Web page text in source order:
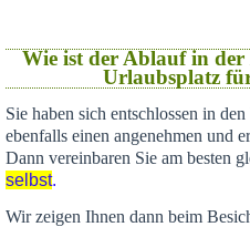
Wie ist der Ablauf in der
Urlaubsplatz
Sie haben sich entschlossen in
ebenfalls einen angenehmen und
Dann vereinbaren Sie am besten
selbst.
Wir zeigen Ihnen dann beim